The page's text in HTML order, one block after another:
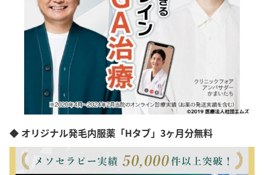
◆ オリジナル発毛内服薬「Hタブ」3ヶ月分無料